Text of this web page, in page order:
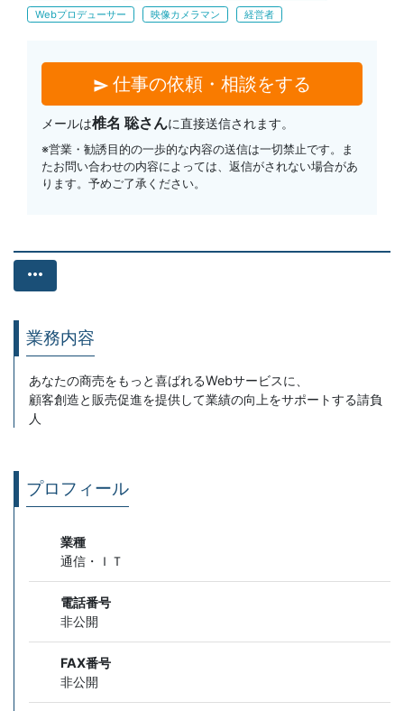
Webプロデューサー
映像カメラマン 経営者
send 仕事の依頼・相談をする
メールは椎名 聡さんに直接送信されます。
※営業・勧誘目的の一歩的な内容の送信は一切禁止です。ま
たお問い合わせの内容によっては、返信がされない場合があ
ります。予めご了承ください。
more_horiz
業務内容
あなたの商売をもっと喜ばれるWebサービスに、
顧客創造と販売促進を提供して業績の向上をサポートする請負
人
プロフィール
業種
通信・ＩＴ
電話番号
非公開
FAX番号
非公開